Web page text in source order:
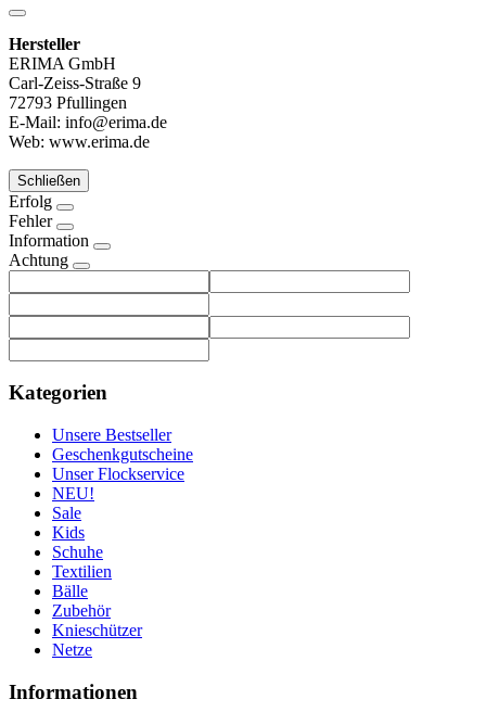
Hersteller
ERIMA GmbH
Carl-Zeiss-Straße 9
72793 Pfullingen
E-Mail: info@erima.de
Web: www.erima.de
Schließen
Erfolg
Fehler
Information
Achtung
Kategorien
Unsere Bestseller
Geschenkgutscheine
Unser Flockservice
NEU!
Sale
Kids
Schuhe
Textilien
Bälle
Zubehör
Knieschützer
Netze
Informationen